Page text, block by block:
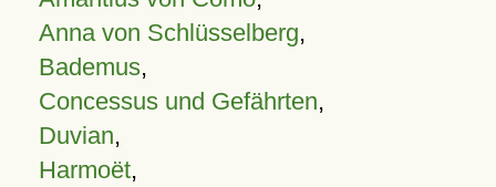
Anna von Schlüsselberg,
Bademus,
Concessus und Gefährten,
Duvian,
Harmoët,